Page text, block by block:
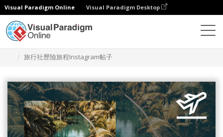
Visual Paradigm Online Visual Paradigm Desktop
旅行社歷險旅程Instagram帖子